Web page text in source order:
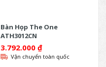
Bàn Họp The One
ATH3012CN
3.792.000 ₫
Vận chuyển toàn quốc